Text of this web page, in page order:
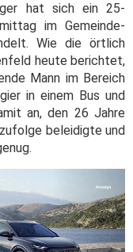
hat sich ein 25-
im Gemeinde-
Wie die örtlich
heute berichtet,
Mann im Bereich
in einem Bus und
an, den 26 Jahre
beleidigte und